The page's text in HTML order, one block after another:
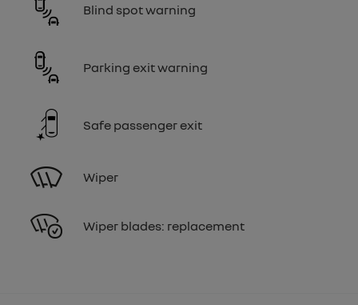
Blind spot warning
Parking exit warning
Safe passenger exit
Wiper
Wiper blades: replacement